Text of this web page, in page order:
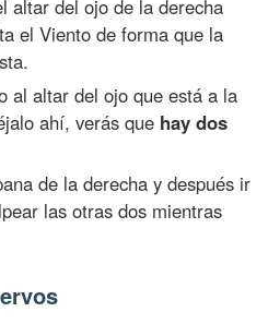
altar del ojo de la derecha
el Viento de forma que la
al altar del ojo que está a la
ahí, verás que hay dos
de la derecha y después ir
las otras dos mientras